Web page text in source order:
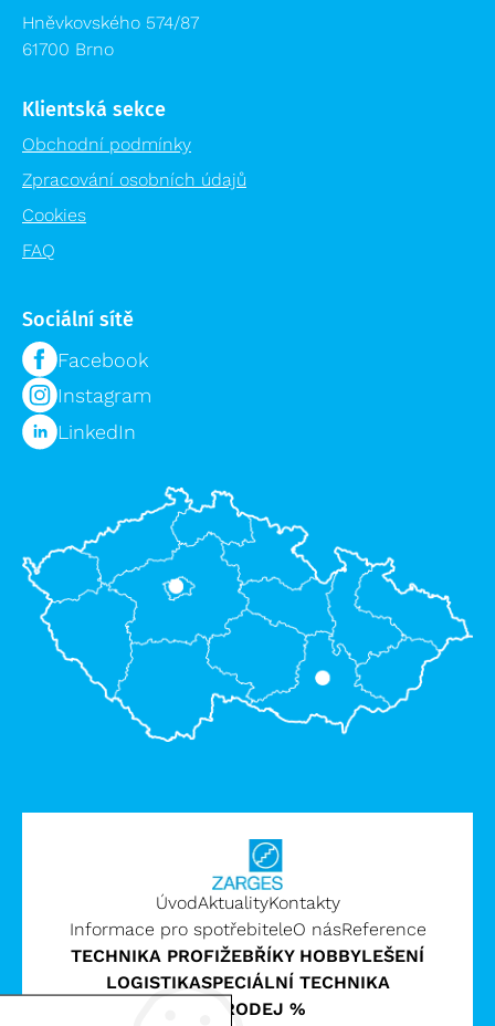
Hněvkovského 574/87
61700 Brno
Klientská sekce
Obchodní podmínky
Zpracování osobních údajů
Cookies
FAQ
Sociální sítě
Facebook
Instagram
LinkedIn
TECHNIKA PROFIŽEBŘÍKY HOBBYLEŠENÍ
LOGISTIKASPECIÁLNÍ TECHNIKA
VÝPRODEJ %
ÚvodAktualityKontakty
Informace pro spotřebiteleO násReference